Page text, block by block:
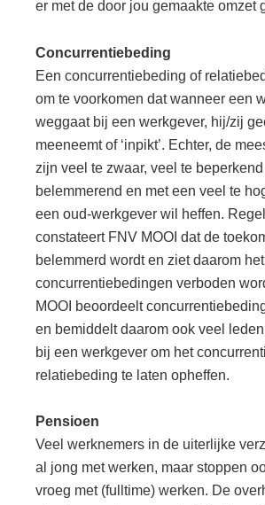
er met de door jou gemaakte omzet
Concurrentiebeding
Een concurrentiebeding of
om te voorkomen dat wanneer een
weggaat bij een werkgever, hij/zij
meeneemt of ‘inpikt’. Echter, de
zijn veel te zwaar, veel te
belemmerend en met een veel te
een oud-werkgever wil heffen.
constateert FNV MOOI dat de
belemmerd wordt en ziet daarom
concurrentiebedingen verboden
MOOI beoordeelt
en bemiddelt daarom ook veel
bij een werkgever om het
relatiebeding te laten opheffen.
Pensioen
Veel werknemers in de uiterlijke
al jong met werken, maar stoppen
vroeg met (fulltime) werken. De